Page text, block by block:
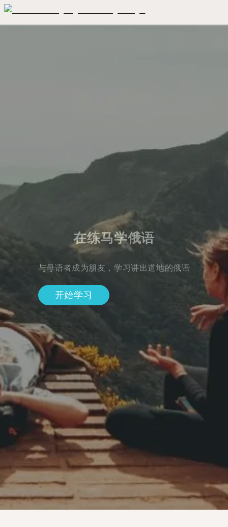
在练马学俄语
与母语者成为朋友，学习讲出道地的俄语
开始学习